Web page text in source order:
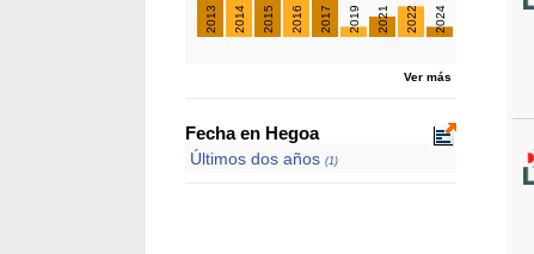
2013 2014 2015 2016 2017 2019 2021 2022 2024
Ver más
Fecha en Hegoa
Últimos dos años (1)